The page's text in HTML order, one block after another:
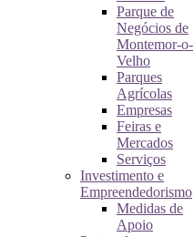
Parque de
Negócios de
Montemor-o-
Velho
Parques
Agrícolas
Empresas
Feiras e
Mercados
Serviços
Investimento e
Empreendedorismo
Medidas de
Apoio